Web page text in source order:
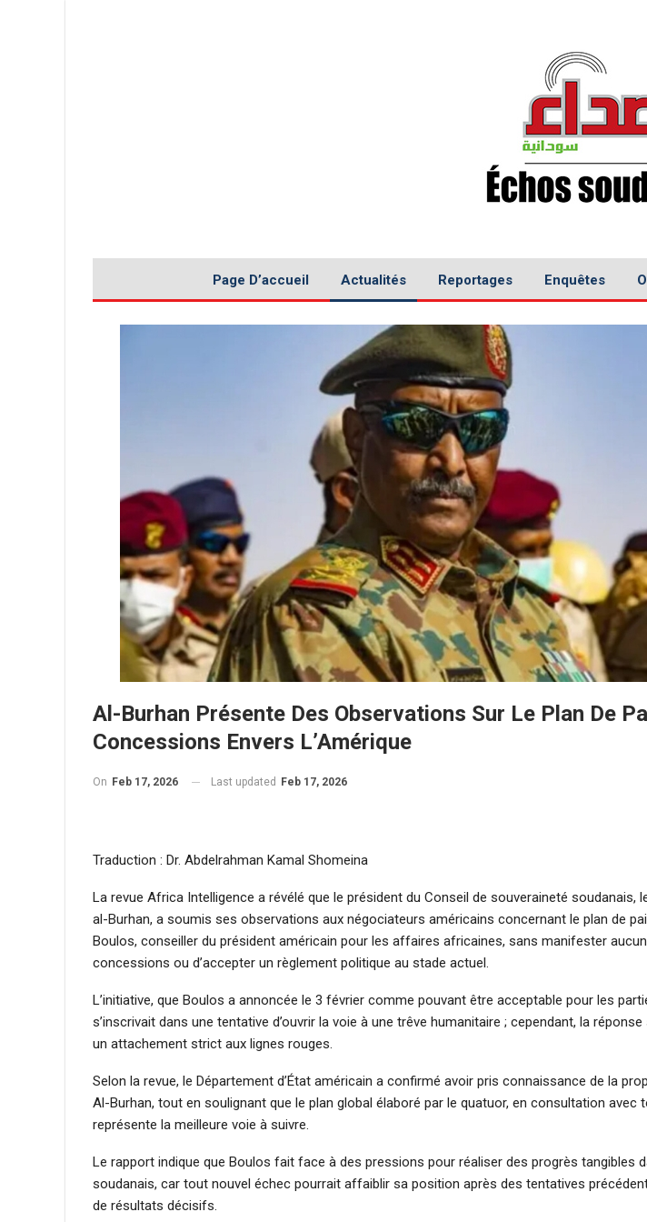
Page D’accueil Actualités Reportages Enquêtes
Al-Burhan Présente Des Observations Sur Le Plan De
Concessions Envers L’Amérique
On Feb 17, 2026 Last updated Feb 17, 2026
Traduction : Dr. Abdelrahman Kamal Shomeina
La revue Africa Intelligence a révélé que le président du Conseil de souveraineté soudanais,
al-Burhan, a soumis ses observations aux négociateurs américains concernant le plan de
Boulos, conseiller du président américain pour les affaires africaines, sans manifester
concessions ou d’accepter un règlement politique au stade actuel.
L’initiative, que Boulos a annoncée le 3 février comme pouvant être acceptable pour les
s’inscrivait dans une tentative d’ouvrir la voie à une trêve humanitaire ; cependant, la
un attachement strict aux lignes rouges.
Selon la revue, le Département d’État américain a confirmé avoir pris connaissance de la
Al-Burhan, tout en soulignant que le plan global élaboré par le quatuor, en consultation avec
représente la meilleure voie à suivre.
Le rapport indique que Boulos fait face à des pressions pour réaliser des progrès tangibles
soudanais, car tout nouvel échec pourrait affaiblir sa position après des tentatives
de résultats décisifs.